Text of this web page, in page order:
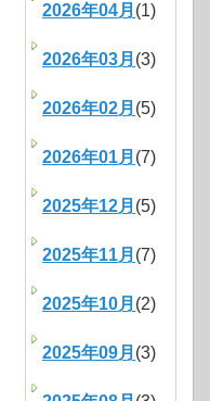
2026年04月 (1)
2026年03月 (3)
2026年02月 (5)
2026年01月 (7)
2025年12月 (5)
2025年11月 (7)
2025年10月 (2)
2025年09月 (3)